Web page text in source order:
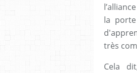
la
très
Cela